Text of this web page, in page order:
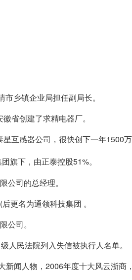
乡镇企业局担任副局长。
省创建了求精电器厂。
互感器公司，很快创下一年1500万
旗下，由正泰控股51%。
公司的总经理。
更名为通领科技集团 。
公司。
人民法院列入失信被执行人名单。
闻人物，2006年度十大风云浙商